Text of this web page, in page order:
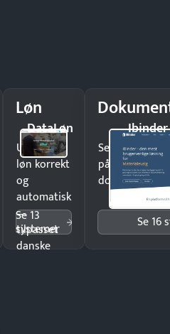
Løn
DataLøn
Udbetal
løn korrekt
og
automatisk
—
tilpasset
danske
Se 13
systemer
Ibinder
Send
på minutter
dokumenter.
Se 16